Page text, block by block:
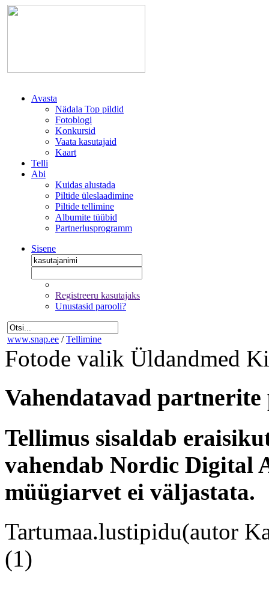
Avasta
Nädala Top pildid
Fotoblogi
Konkursid
Vaata kasutajaid
Kaart
Telli
Abi
Kuidas alustada
Piltide üleslaadimine
Piltide tellimine
Albumite tüübid
Partnerlusprogramm
Sisene
Registreeru kasutajaks
Unustasid parooli?
www.snap.ee / Tellimine
Fotode valik Üldandmed
Vahendatavad
Tellimus sisaldab
vahendab Nordic Digital
müügiarvet ei väljastata.
Tartumaa.lustipidu(autor
(1)